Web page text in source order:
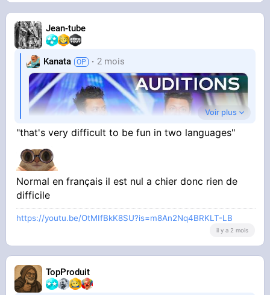
Jean-tube
Kanata 2 mois
Kev Adams Has The Judges CRYING Laughing |
Auditions | AGT 2026
Voir plus
"that's very difficult to be fun in two languages"
Normal en français il est nul a chier donc rien de
difficile
https://youtu.be/OtMIfBkK8SU?is=m8An2Nq4BRKLT-LB
il y a 2 mois
TopProduit